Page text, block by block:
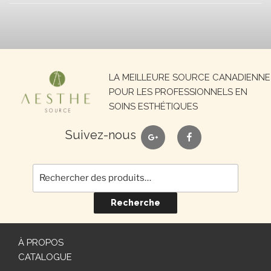
LA MEILLEURE SOURCE CANADIENNE
POUR LES PROFESSIONNELS EN
SOINS ESTHÉTIQUES
Suivez-nous google facebook
Recherche
pour :
Recherche
À PROPOS
CATALOGUE